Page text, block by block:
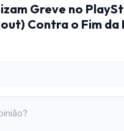
Greve no
Contra o Fim da